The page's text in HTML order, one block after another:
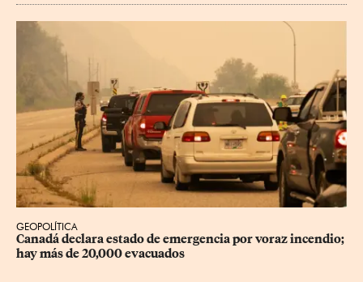
GEOPOLÍTICA
Canadá declara estado de emergencia por voraz incendio;
hay más de 20,000 evacuados